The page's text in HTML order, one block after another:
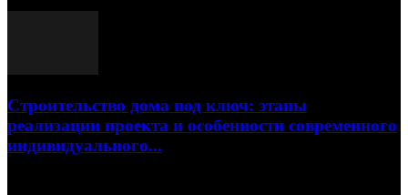
Строительство дома под ключ: этапы
реализации проекта и особенности современного
индивидуального...